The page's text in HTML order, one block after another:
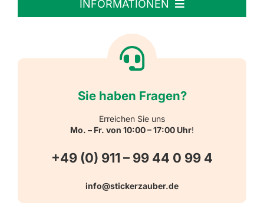
Reflektierende Aufkleber
Warn-, Gebots-, Verbots- und
Hinweisaufkleber
INFORMATIONEN
Versandarten
Sie haben Fragen?
Erreichen Sie uns
Mo. – Fr. von 10:00 – 17:00 Uhr!
+49 (0) 911 – 99 44 0 99 4
info@stickerzauber.de